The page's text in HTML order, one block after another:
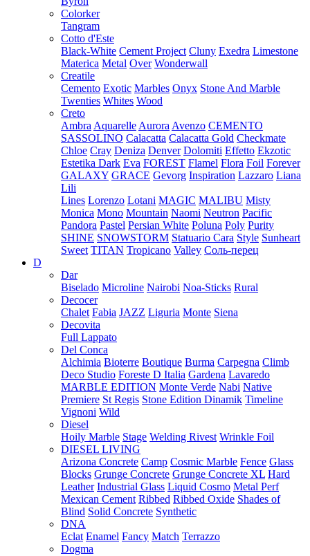
Colorker
Tangram
Cotto d'Este
Black-White Cement Project Cluny Exedra Limestone
Materica Metal Over Wonderwall
Creatile
Cemento Exotic Marbles Onyx Stone And Marble
Twenties Whites Wood
Creto
Ambra Aquarelle Aurora Avenzo CEMENTO
SASSOLINO Calacatta Calacatta Gold Checkmate
Chloe Cray Deniza Denver Dolomiti Effetto Ekzotic
Estetika Dark Eva FOREST Flamel Flora Foil Forever
GALAXY GRACE Gevorg Inspiration Lazzaro Liana
Lili
Lines Lorenzo Lotani MAGIC MALIBU Misty
Monica Mono Mountain Naomi Neutron Pacific
Pandora Pastel Persian White Poluna Poly Purity
SHINE SNOWSTORM Statuario Cara Style Sunheart
Sweet TITAN Tropicano Valley Соль-перец
D
Dar
Biselado Microline Nairobi Noa-Sticks Rural
Decocer
Chalet Fabia JAZZ Liguria Monte Siena
Decovita
Full Lappato
Del Conca
Alchimia Bioterre Boutique Burma Carpegna Climb
Deco Studio Foreste D Italia Gardena Lavaredo
MARBLE EDITION Monte Verde Nabi Native
Premiere St Regis Stone Edition Dinamik Timeline
Vignoni Wild
Diesel
Hoily Marble Stage Welding Rivest Wrinkle Foil
DIESEL LIVING
Arizona Concrete Camp Cosmic Marble Fence Glass
Blocks Grunge Concrete Grunge Concrete XL Hard
Leather Industrial Glass Liquid Cosmo Metal Perf
Mexican Cement Ribbed Ribbed Oxide Shades of
Blind Solid Concrete Synthetic
DNA
Eclat Enamel Fancy Match Terrazzo
Dogma